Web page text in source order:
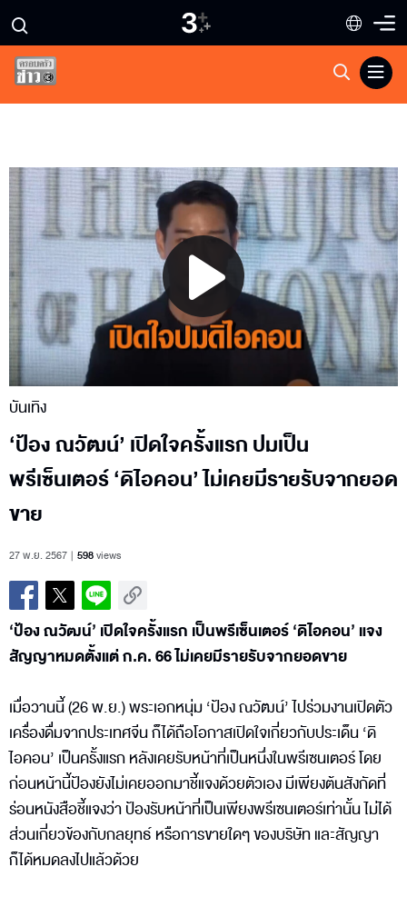
Play
Video
บันเทิง
‘ป้อง ณวัฒน์’ เปิดใจครั้งแรก ปมเป็น
พรีเซ็นเตอร์ ‘ดิไอคอน’ ไม่เคยมีรายรับจากยอด
ขาย
27 พ.ย. 2567 598views
‘ป้อง ณวัฒน์’ เปิดใจครั้งแรก เป็นพรีเซ็นเตอร์ ‘ดิไอคอน’ แจง
สัญญาหมดตั้งแต่ ก.ค. 66 ไม่เคยมีรายรับจากยอดขาย
เมื่อวานนี้ (26 พ.ย.) พระเอกหนุ่ม ‘ป้อง ณวัฒน์’ ไปร่วมงานเปิดตัว
เครื่องดื่มจากประเทศจีน ก็ได้ถือโอกาสเปิดใจเกี่ยวกับประเด็น ‘ดิ
ไอคอน’ เป็นครั้งแรก หลังเคยรับหน้าที่เป็นหนึ่งในพรีเซนเตอร์ โดย
ก่อนหน้านี้ป้องยังไม่เคยออกมาชี้แจงด้วยตัวเอง มีเพียงต้นสังกัดที่
ร่อนหนังสือชี้แจงว่า ป้องรับหน้าที่เป็นเพียงพรีเซนเตอร์เท่านั้น ไม่ได้
ส่วนเกี่ยวข้องกับกลยุทธ์ หรือการขายใดๆ ของบริษัท และสัญญา
ก็ได้หมดลงไปแล้วด้วย